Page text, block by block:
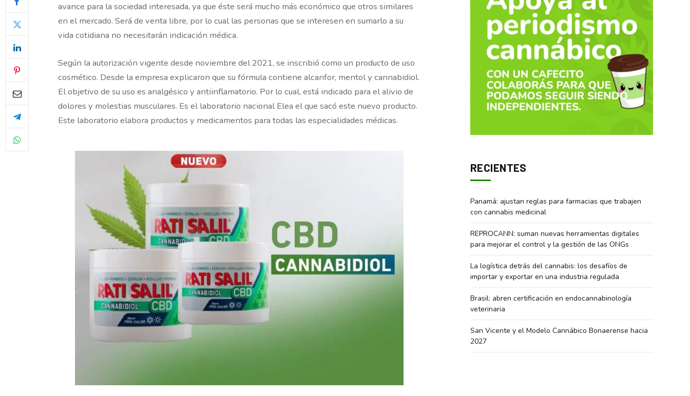
avance para la sociedad interesada, ya que éste será mucho más económico que otros similares
en el mercado. Será de venta libre, por lo cual las personas que se interesen en sumarlo a su
vida cotidiana no necesitarán indicación médica.
Según la autorización vigente desde noviembre del 2021, se inscribió como un producto de uso
cosmético. Desde la empresa explicaron que su fórmula contiene alcanfor, mentol y cannabidiol.
El objetivo de su uso es analgésico y antiinflamatorio. Por lo cual, está indicado para el alivio de
dolores y molestias musculares. Es el laboratorio nacional Elea el que sacó este nuevo producto.
Este laboratorio elabora productos y medicamentos para todas las especialidades médicas.
RECIENTES
Panamá: ajustan reglas para farmacias que trabajen
con cannabis medicinal
REPROCANN: suman nuevas herramientas digitales
para mejorar el control y la gestión de las ONGs
La logística detrás del cannabis: los desafíos de
importar y exportar en una industria regulada
Brasil: abren certificación en endocannabinología
veterinaria
San Vicente y el Modelo Cannábico Bonaerense hacia
2027